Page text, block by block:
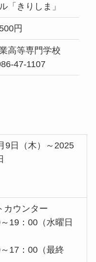
「きりしま」
円
高等専門学校
47-1107
9日（木）～2025
月）
カウンター
19：00（水曜日
17：00（最終